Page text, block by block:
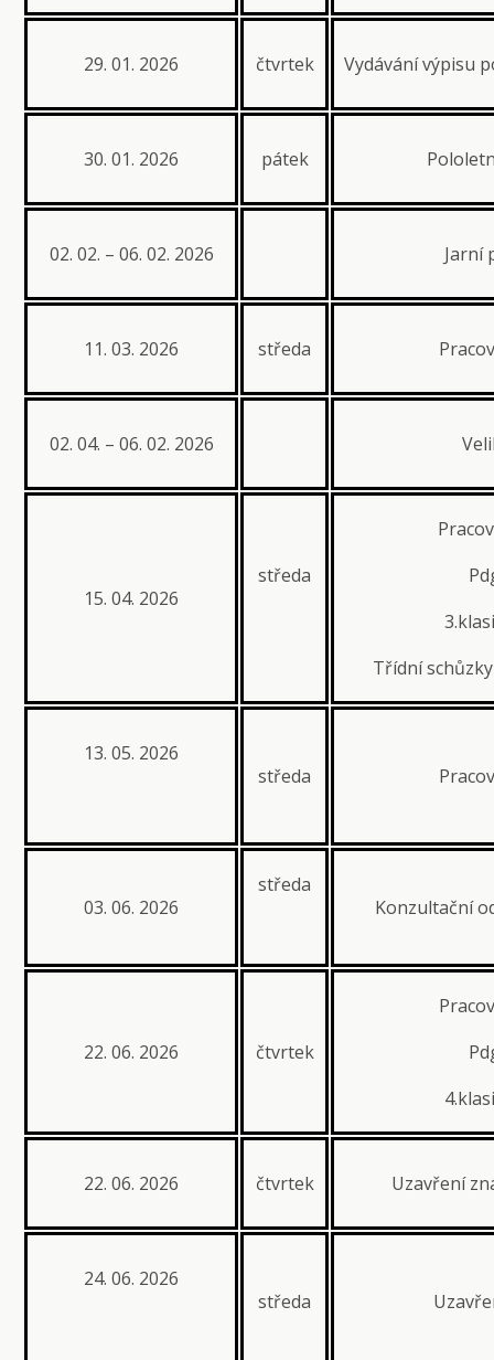
29. 01. 2026 čtvrtek Vydávání výpisu
30. 01. 2026 pátek
02. 02. – 06. 02. 2026 Jarní
11. 03. 2026 středa
02. 04. – 06. 02. 2026
15. 04. 2026
středa
Třídní schůzky
13. 05. 2026
středa
03. 06. 2026
středa
Konzultační
22. 06. 2026 čtvrtek
22. 06. 2026 čtvrtek Uzavření
24. 06. 2026
středa